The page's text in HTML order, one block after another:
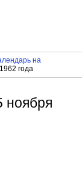
на
года
ноября